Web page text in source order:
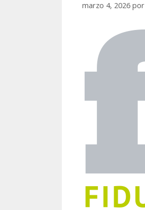
marzo 4, 2026 por